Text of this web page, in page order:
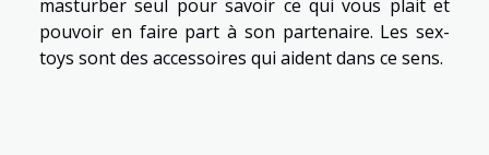
masturber seul pour savoir ce qui vous plait et
pouvoir en faire part à son partenaire. Les sex-
toys sont des accessoires qui aident dans ce sens.